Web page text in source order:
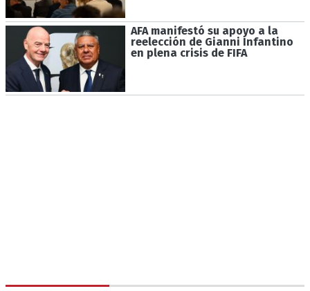
AFA manifestó su apoyo a la
reelección de Gianni Infantino
en plena crisis de FIFA